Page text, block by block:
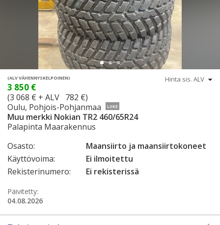
(ALV VÄHENNYSKELPOINEN)
3 850 €
(3 068 € + ALV 782 €)
Oulu, Pohjois-Pohjanmaa
LIIKE
Muu merkki Nokian TR2 460/65R24
Palapinta Maarakennus
Osasto:
Maansiirto ja maansiirtokoneet
Käyttövoima:
Ei ilmoitettu
Rekisterinumero:
Ei rekisterissä
Päivitetty:
04.08.2026